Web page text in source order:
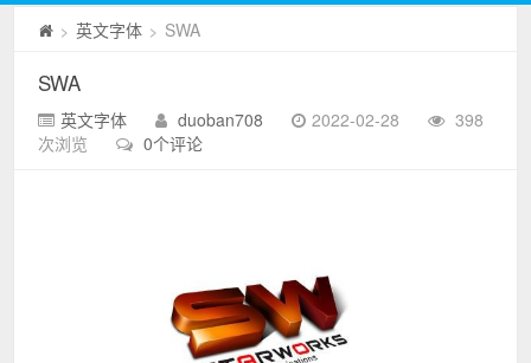
> 英文字体 > SWA
SWA
英文字体 duoban708 2022-02-28
398
次浏览
0个评论